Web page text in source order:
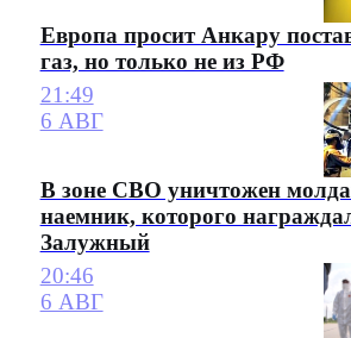
Европа просит Анкару
газ, но только не из РФ
21:49
6 АВГ
В зоне СВО уничтожен
наемник, которого
Залужный
20:46
6 АВГ